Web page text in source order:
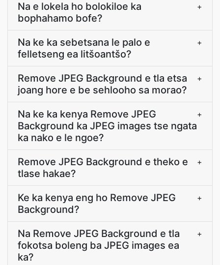
Na e lokela ho bolokiloe ka
bophahamo bofe?
+
Na ke ka sebetsana le palo e
felletseng ea litšoantšo?
+
Remove JPEG Background e tla etsa
joang hore e be sehlooho sa morao?
+
Na ke ka kenya Remove JPEG
Background ka JPEG images tse ngata
ka nako e le ngoe?
+
Remove JPEG Background e theko e
tlase hakae?
+
Ke ka kenya eng ho Remove JPEG
Background?
+
Na Remove JPEG Background e tla
fokotsa boleng ba JPEG images ea
ka?
+